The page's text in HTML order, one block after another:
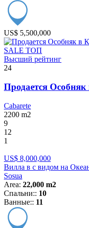
US$ 5,500,000
SALE ТОП
Высший рейтинг
24
Продается Особняк
Cabarete
2200 m2
9
12
1
US$ 8,000,000
Вилла в с видом на
Sosua
Area: 22,000 m2
Спальни:: 10
Ванные:: 11